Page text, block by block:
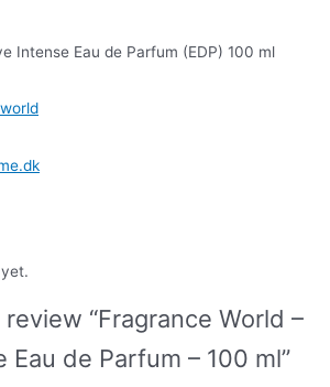
Intense Eau de Parfum (EDP) 100 ml
“Fragrance World –
Eau de Parfum – 100 ml”